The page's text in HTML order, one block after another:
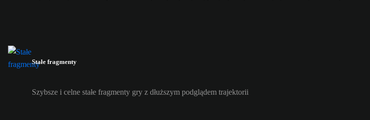
Stałe fragmenty
Szybsze i celne stałe fragmenty gry z dłuższym podglądem trajektorii